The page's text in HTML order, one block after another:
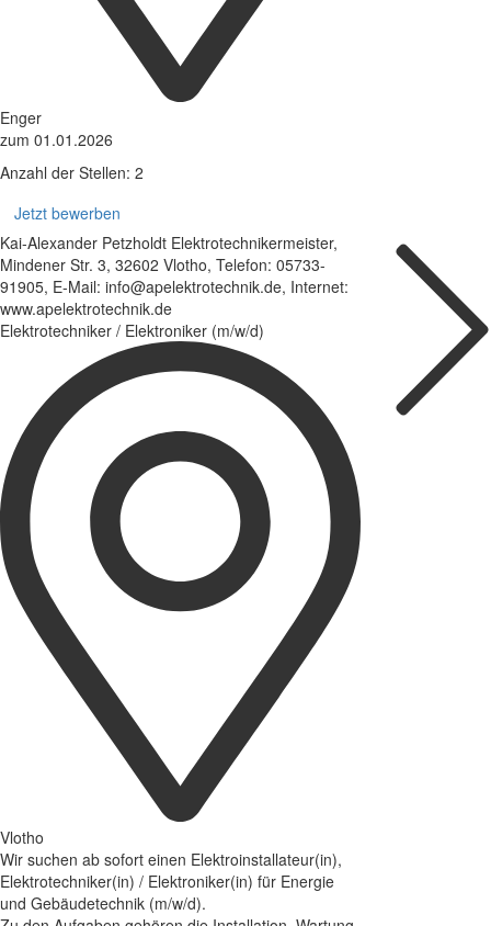
Enger
zum 01.01.2026
Anzahl der Stellen: 2
Jetzt bewerben
Kai-Alexander Petzholdt Elektrotechnikermeister,
Mindener Str. 3, 32602 Vlotho, Telefon: 05733-
91905, E-Mail: info@apelektrotechnik.de, Internet:
www.apelektrotechnik.de
Elektrotechniker / Elektroniker (m/w/d)
Vlotho
Wir suchen ab sofort einen Elektroinstallateur(in),
Elektrotechniker(in) / Elektroniker(in) für Energie
und Gebäudetechnik (m/w/d).